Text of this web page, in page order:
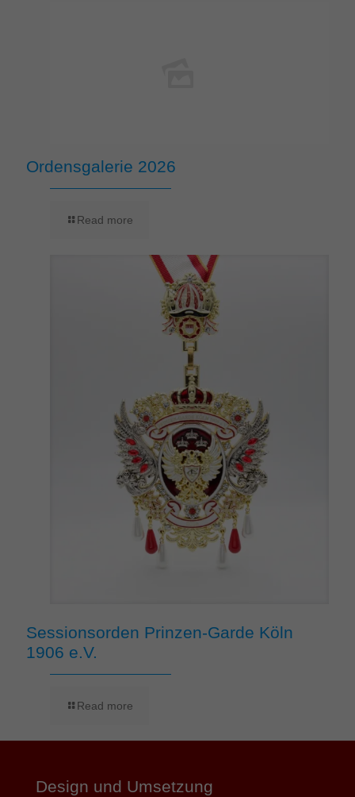
Ordensgalerie 2026
Read more
Sessionsorden Prinzen-Garde Köln
1906 e.V.
Read more
Design und Umsetzung